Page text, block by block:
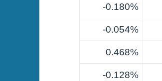
0.180%-
0.054%-
0.468%
0.128%-